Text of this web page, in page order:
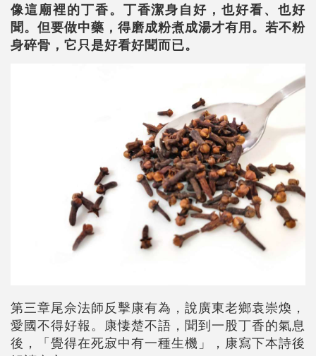
像這廟裡的丁香。丁香潔身自好，也好看、也好
聞。但要做中藥，得磨成粉煮成湯才有用。若不粉
身碎骨，它只是好看好聞而已。
第三章尾佘法師反擊康有為，說廣東老鄉袁崇煥，
愛國不得好報。康悽楚不語，聞到一股丁香的氣息
後，「覺得在死寂中有一種生機」，康寫下本詩後